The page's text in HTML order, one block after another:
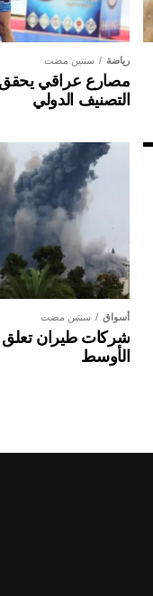
رياضة سنتين مضت
مصارع عراقي يحقق
التصنيف الدولي
أسواق سنتين مضت
شركات طيران تعلق
الأوسط